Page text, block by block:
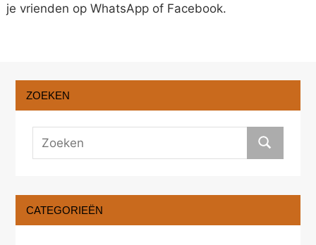
je vrienden op WhatsApp of Facebook.
ZOEKEN
CATEGORIEËN